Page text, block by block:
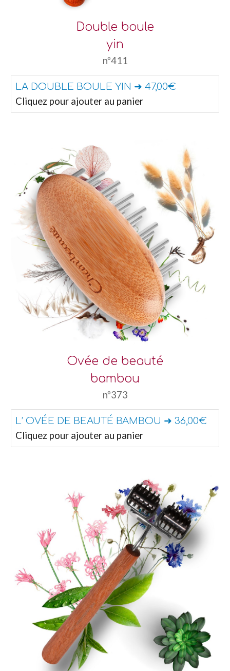
Double boule
yin
nº411
LA DOUBLE BOULE YIN ➜ 47,00€
Cliquez pour ajouter au panier
Ovée de beauté
bambou
nº373
L’ OVÉE DE BEAUTÉ BAMBOU ➜ 36,00€
Cliquez pour ajouter au panier